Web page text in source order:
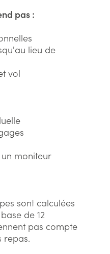
pas :
lieu de
vol
moniteur
sont calculées
de 12
pas compte
repas.